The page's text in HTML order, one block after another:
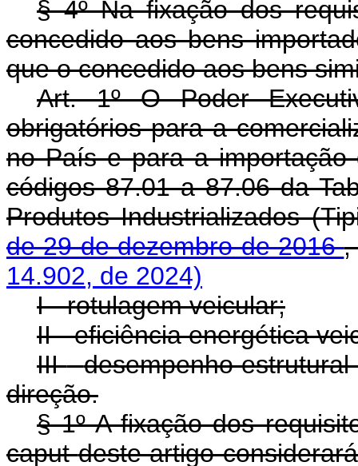
§ 4º Na fixação dos
concedido aos bens
que o concedido aos bens
Art. 1º O Poder
obrigatórios para a
no País e para a importação
códigos 87.01 a 87.06 da
Produtos Industrializados
de 29 de dezembro de 2016,
14.902, de 2024)
I-rotulagem veicular;
II-eficiência energética
III-desempenho
direção.
§ 1º A fixação dos
caputdeste artigo